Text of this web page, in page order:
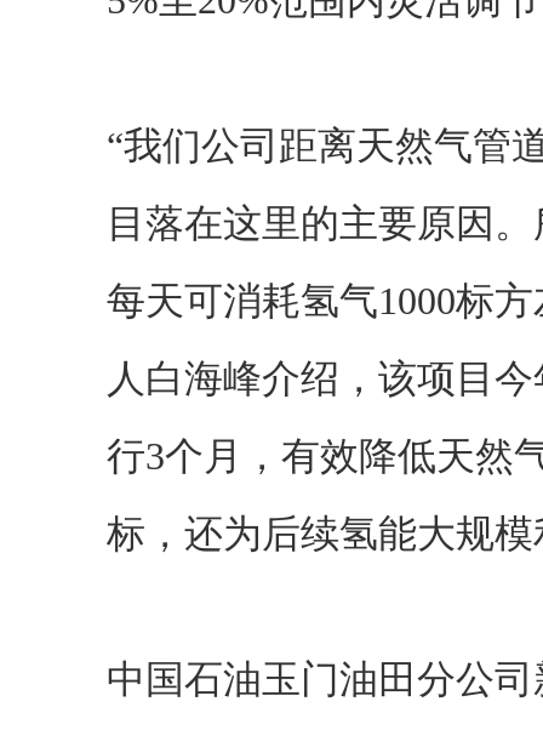
“我们公司距离天然气管
目落在这里的主要原因
每天可消耗氢气1000标
人白海峰介绍，该项目
行3个月，有效降低天然
标，还为后续氢能大规
中国石油玉门油田分公